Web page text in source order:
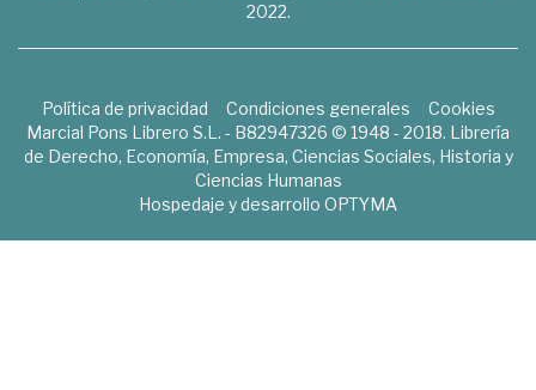
2022.
Política de privacidad Condiciones generales
Cookies
Marcial Pons Librero S.L. - B82947326 © 1948 - 2018. Librería
de Derecho, Economía, Empresa, Ciencias Sociales, Historia y
Ciencias Humanas
Hospedaje y desarrollo OPTYMA